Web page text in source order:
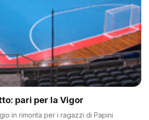
pari per la Vigor
in rimonta per i ragazzi di Papini